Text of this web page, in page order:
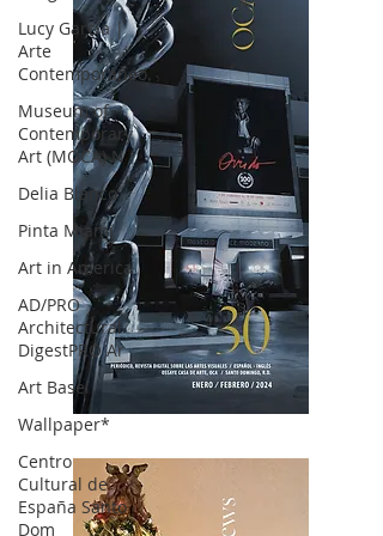
Lucy García |
Arte
Contemporáneo.
Museum of
Contemporary
Art (MOCA) N
Delia Blanco
Pinta Miami
Art in America
AD/PRO
Architectural
DigestPRO Ar
Art Basel
Wallpaper*
Centro
Cultural de
España Santo
Dom
OCA|News 30 /Enero-Febrero / 2024